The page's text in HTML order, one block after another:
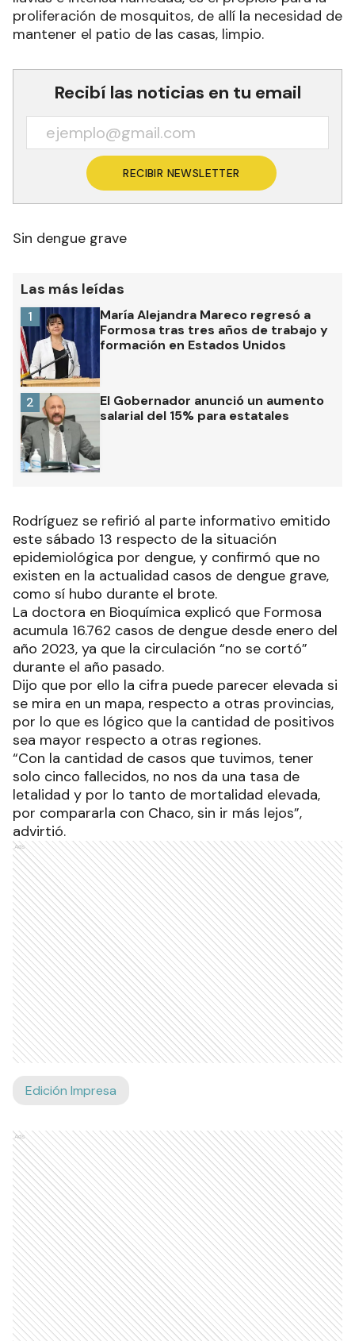
proliferación de mosquitos, de allí la necesidad de
mantener el patio de las casas, limpio.
Recibí las noticias en tu email
RECIBIR NEWSLETTER
Sin dengue grave
Las más leídas
María Alejandra Mareco regresó a
Formosa tras tres años de trabajo y
formación en Estados Unidos
1
El Gobernador anunció un aumento
salarial del 15% para estatales
2
Rodríguez se refirió al parte informativo emitido
este sábado 13 respecto de la situación
epidemiológica por dengue, y confirmó que no
existen en la actualidad casos de dengue grave,
como sí hubo durante el brote.
La doctora en Bioquímica explicó que Formosa
acumula 16.762 casos de dengue desde enero del
año 2023, ya que la circulación “no se cortó”
durante el año pasado.
Dijo que por ello la cifra puede parecer elevada si
se mira en un mapa, respecto a otras provincias,
por lo que es lógico que la cantidad de positivos
sea mayor respecto a otras regiones.
“Con la cantidad de casos que tuvimos, tener
solo cinco fallecidos, no nos da una tasa de
letalidad y por lo tanto de mortalidad elevada,
por compararla con Chaco, sin ir más lejos”,
advirtió.
Ads
Edición Impresa
Ads